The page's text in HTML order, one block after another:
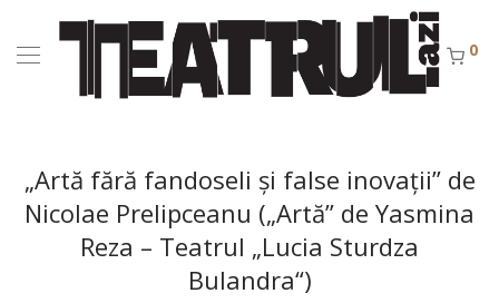
0
„Artă fără fandoseli şi false inovaţii” de
Nicolae Prelipceanu („Artă” de Yasmina
Reza – Teatrul „Lucia Sturdza
Bulandra“)